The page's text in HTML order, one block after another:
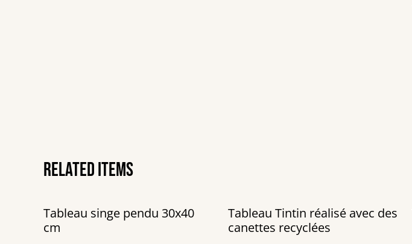
Related items
Tableau singe pendu 30x40
cm
Tableau Tintin réalisé avec des
canettes recyclées